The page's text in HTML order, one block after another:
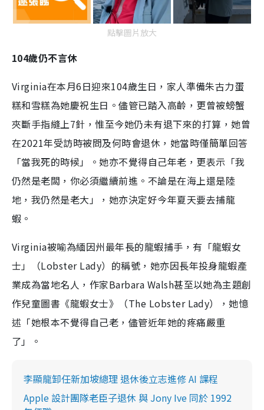
點擊圖片放大
104歲仍不言休
Virginia在本月6日迎來104歲生日，家人準備朱古力蛋
糕和雪糕為她慶祝生日。儘管已踏入高齡，更曾被螃蟹
夾斷手指縫上7針，惟至今她仍未有退下來的打算，她曾
在2021年受訪時被問及何時會退休，她當時僅簡單回答
「當我死的時候」。她亦不覺得自己年老，更表示「我
仍然是老闆，你必須繼續前進。不論是在海上還是陸
地，我仍然是老大」，她亦決定好今年夏天要去捕龍
蝦。
Virginia被喻為緬因州最年長的龍蝦捕手，有「龍蝦女
士」（Lobster Lady）的稱號，她亦因長年投身龍蝦產
業成為當地名人，作家Barbara Walsh甚至以她為主題創
作兒童圖書《龍蝦女士》（The Lobster Lady），她憶
述「她根本不覺得自己老，儘管近年她的疼痛嚴重
了」。
李顯龍卸任新加坡總理 退休後立志進修 AI 課程
Apple 設計團隊老臣子退休 與 Jony Ive 同於 1992